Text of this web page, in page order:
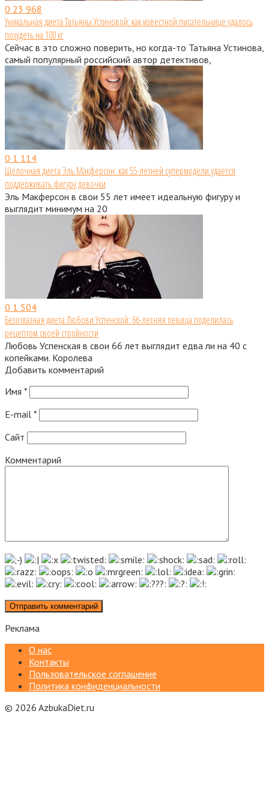
0 23 968
Уникальная диета Татьяны Устиновой: как известной писательнице удалось
похудеть на 100 кг
Сейчас в это сложно поверить, но когда-то Татьяна Устинова,
самый популярный российский автор детективов,
0 1 114
Щелочная диета Эль Макферсон: как 55-летней супермодели удается
поддерживать фигуру девочки
Эль Макферсон в свои 55 лет имеет идеальную фигуру и
выглядит минимум на 20
0 1 504
Безотказная диета Любови Успенской: 66-летняя певица поделилась
рецептом своей стройности
Любовь Успенская в свои 66 лет выглядит едва ли на 40 с
копейками. Королева
Добавить комментарий
Имя *
E-mail *
Сайт
Комментарий
Реклама
О нас
Контакты
Пользовательское соглашение
Политика конфиденциальности
© 2026 AzbukaDiet.ru